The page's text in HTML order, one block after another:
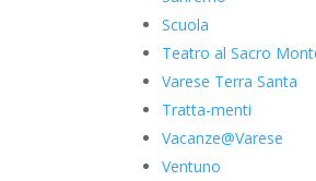
Scuola
Teatro al Sacro
Varese Terra Santa
Tratta-menti
Vacanze@Varese
Ventuno